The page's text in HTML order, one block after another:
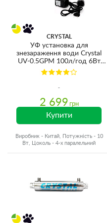
CRYSTAL
УФ установка для
знезараження води Crystal
UV-0.5GPM 100л/год 6Вт
G1/4'' 40°C 6bar
(ультрафіолетова лампа)
2 699 грн
Купити
Виробник - Китай, Потужність - 10
Вт, Цоколь - 4-х паралельний